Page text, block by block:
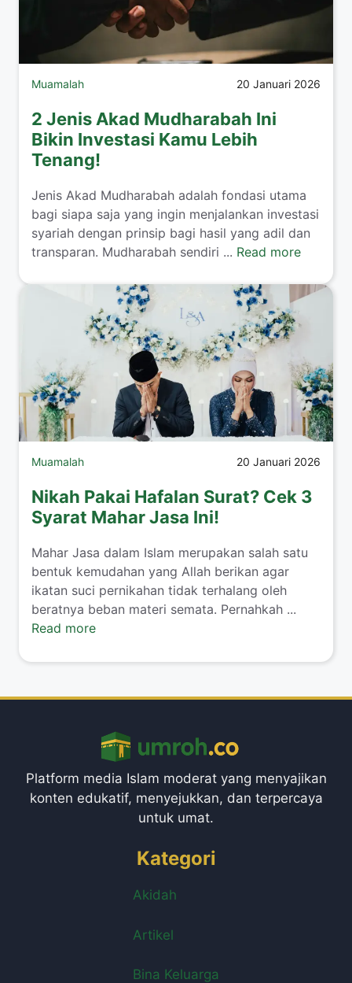
Muamalah 20 Januari 2026
2 Jenis Akad Mudharabah Ini
Bikin Investasi Kamu Lebih
Tenang!
​Jenis Akad Mudharabah adalah fondasi utama
bagi siapa saja yang ingin menjalankan investasi
syariah dengan prinsip bagi hasil yang adil dan
transparan. Mudharabah sendiri ... Read more
Muamalah 20 Januari 2026
Nikah Pakai Hafalan Surat? Cek 3
Syarat Mahar Jasa Ini!
​Mahar Jasa dalam Islam merupakan salah satu
bentuk kemudahan yang Allah berikan agar
ikatan suci pernikahan tidak terhalang oleh
beratnya beban materi semata. Pernahkah ...
Read more
Platform media Islam moderat yang menyajikan
konten edukatif, menyejukkan, dan terpercaya
untuk umat.
Kategori
Akidah
Artikel
Bina Keluarga